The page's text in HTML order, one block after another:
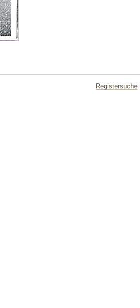
Registersuche